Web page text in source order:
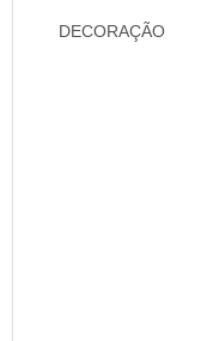
DECORAÇÃO